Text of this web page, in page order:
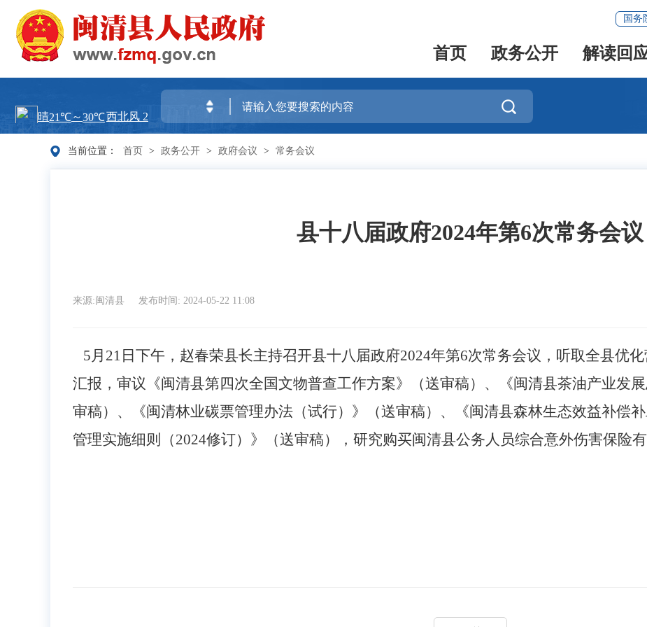
国务
首页 政务公开 解读回

当前位置： 首页 > 政务公开 > 政府会议 > 常务会议
县十八届政府2024年第6次常务会议
来源:闽清县 发布时间: 2024-05-22 11:08
5月 21 日下午，赵春荣县长主持召开县十八届政府2024年第6次常务会议，听取全县优化
汇报，审议《闽清县第四次全国文物普查工作方案》（送审稿）、《闽清县茶油产业发
审稿）、《闽清林业碳票管理办法（试行）》（送审稿）、《闽清县森林生态效益补偿
管理实施细则（2024修订）》（送审稿），研究购买闽清县公务人员综合意外伤害保险有